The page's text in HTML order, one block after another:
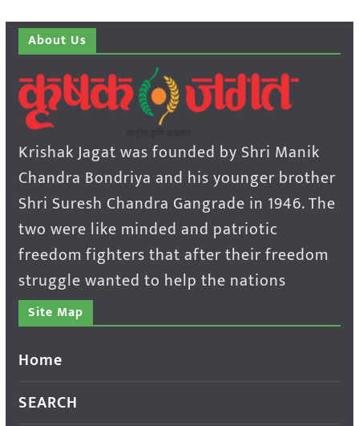
About Us
Krishak Jagat was founded by Shri Manik
Chandra Bondriya and his younger brother
Shri Suresh Chandra Gangrade in 1946. The
two were like minded and patriotic
freedom fighters that after their freedom
struggle wanted to help the nations
Site Map
Home
SEARCH